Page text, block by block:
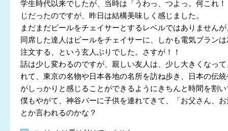
学生時代以来でしたが、当時は「うわっ、つよっ。何これ
じだったのですが、昨日は結構美味しく感じました。
まだまだビールをチェイサーとするレベルではありませんが
同席した達人はビールをチェイサーに、しかも電気ブラン
注文する、という玄人ぶりでした。さすが！！
話は少し変わるのですが、親しい友人は、少し大きくなっ
れて、東京の名物や日本各地の名所を訪ね歩き、日本の伝
がしっかりと感じることができるようにきちんと時間を割
僕もやがて、神谷バーに子供を連れてきて、「お父さん、
とか言われるのかな？